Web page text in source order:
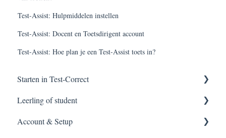
Test-Assist: Hulpmiddelen instellen
Test-Assist: Docent en Toetsdirigent account
Test-Assist: Hoe plan je een Test-Assist toets in?
Starten in Test-Correct
Content vinden
Toets construeren
Leerling of student
Applicatie meldingen
Account & Setup